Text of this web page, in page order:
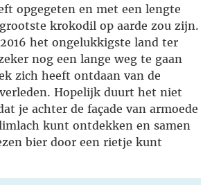
opgegeten en met een lengte
krokodil op aarde zou zijn.
het ongelukkigste land ter
nog een lange weg te gaan
zich heeft ontdaan van de
Hopelijk duurt het niet
je achter de façade van armoede
kunt ontdekken en samen
bier door een rietje kunt